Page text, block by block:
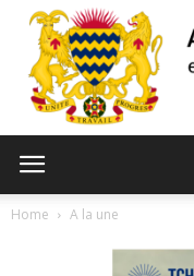
Home A la une